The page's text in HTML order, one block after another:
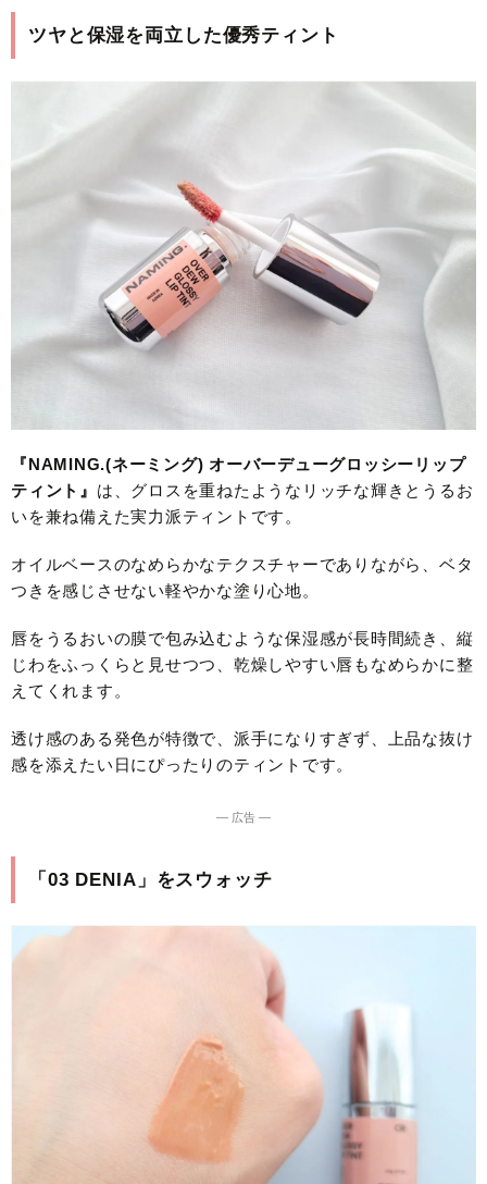
ツヤと保湿を両立した優秀ティント
『NAMING.(ネーミング) オーバーデューグロッシーリップ
ティント』 は、グロスを重ねたようなリッチな輝きとうるお
いを兼ね備えた実力派ティントです。
オイルベースのなめらかなテクスチャーでありながら、ベタ
つきを感じさせない軽やかな塗り心地。
唇をうるおいの膜で包み込むような保湿感が長時間続き、縦
じわをふっくらと見せつつ、乾燥しやすい唇もなめらかに整
えてくれます。
透け感のある発色が特徴で、派手になりすぎず、上品な抜け
感を添えたい日にぴったりのティントです。
― 広告 ―
「03 DENIA」をスウォッチ